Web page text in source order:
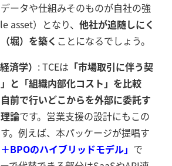
ータや仕組みそのものが自社の強
asset）となり、 他社が追随しにく
堀）を築く ことになるでしょう。
済学） : TCEは 「市場取引に伴う契
と「組織内部化コスト」を比較
前で行いどこからを外部に委託す
論です。営業支援の設計にもこの
。例えば、本パッケージが提唱す
BPOのハイブリッドモデル」 で